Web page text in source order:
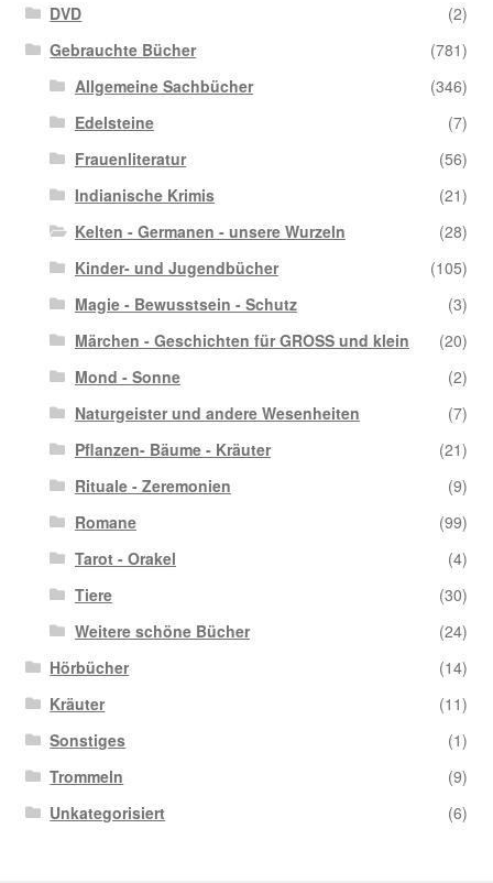
DVD
(2)
Gebrauchte Bücher
(781)
Allgemeine Sachbücher
(346)
Edelsteine
(7)
Frauenliteratur
(56)
Indianische Krimis
(21)
Kelten - Germanen - unsere Wurzeln
(28)
Kinder- und Jugendbücher
(105)
Magie - Bewusstsein - Schutz
(3)
Märchen - Geschichten für GROSS und klein
(20)
Mond - Sonne
(2)
Naturgeister und andere Wesenheiten
(7)
Pflanzen- Bäume - Kräuter
(21)
Rituale - Zeremonien
(9)
Romane
(99)
Tarot - Orakel
(4)
Tiere
(30)
Weitere schöne Bücher
(24)
Hörbücher
(14)
Kräuter
(11)
Sonstiges
(1)
Trommeln
(9)
Unkategorisiert
(6)